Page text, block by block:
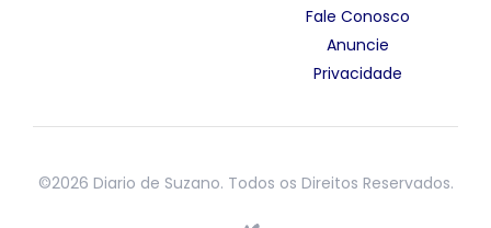
Fale Conosco
Anuncie
Privacidade
©2026 Diario de Suzano. Todos os Direitos Reservados.